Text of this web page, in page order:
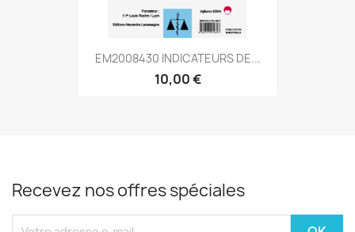
EM2008430 INDICATEURS DE...
10,00 €
Recevez nos offres spéciales